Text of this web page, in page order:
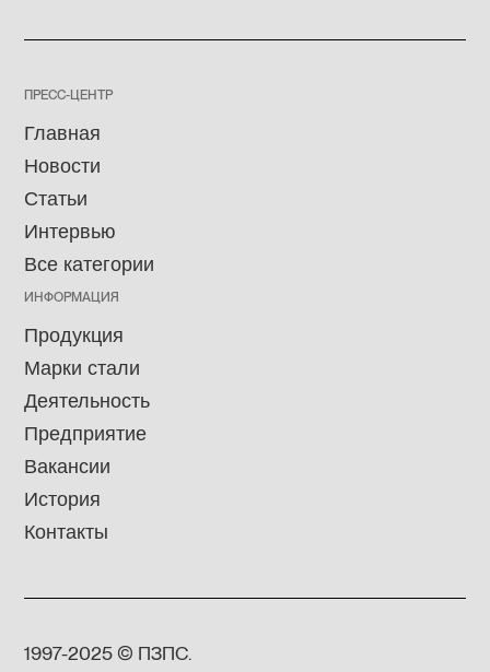
ПРЕСС-ЦЕНТР
Главная
Новости
Статьи
Интервью
Все категории
ИНФОРМАЦИЯ
Продукция
Марки стали
Деятельность
Предприятие
Вакансии
История
Контакты
1997-2025 © ПЗПС.